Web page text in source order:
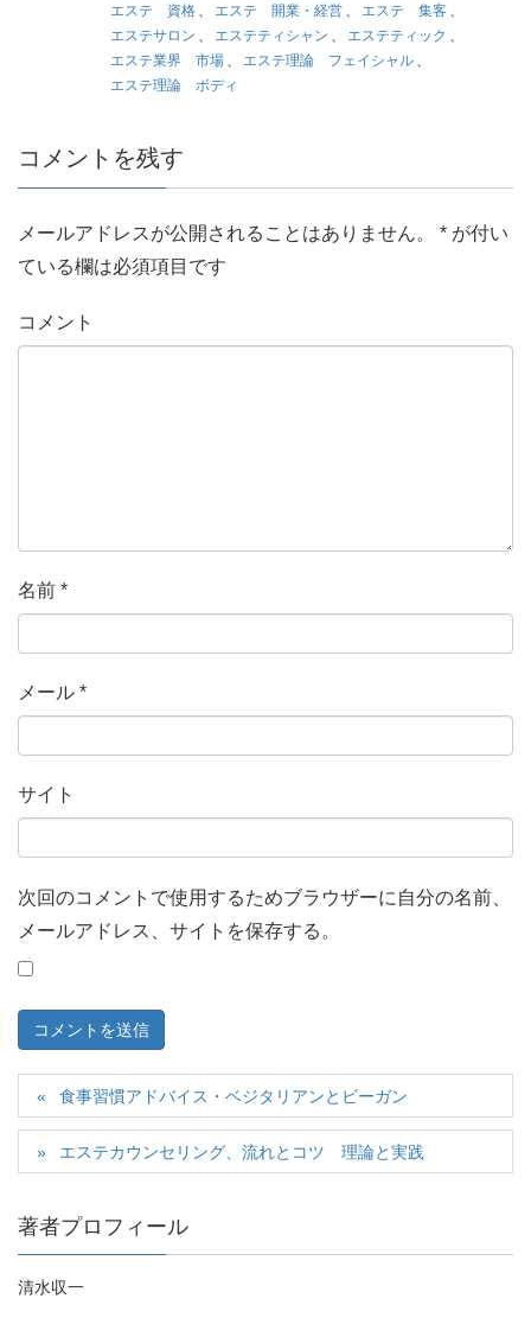
エステ 資格
エステ 開業・経営 エステ 集客
エステサロン
エステティシャン エステティック
エステ業界 市場
エステ理論 フェイシャル
エステ理論 ボディ
コメントを残す
メールアドレスが公開されることはありません。 * が付い
ている欄は必須項目です
コメント
名前 *
メール *
サイト
次回のコメントで使用するためブラウザーに自分の名前、
メールアドレス、サイトを保存する。
食事習慣アドバイス・ベジタリアンとビーガン
エステカウンセリング、流れとコツ 理論と実践
著者プロフィール
清水収一